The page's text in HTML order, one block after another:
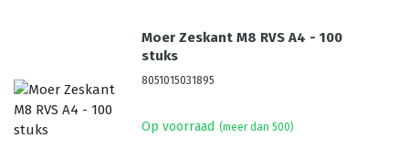
Moer Zeskant M8 RVS A4 - 100
stuks
8051015031895
Op voorraad (meer dan 500)